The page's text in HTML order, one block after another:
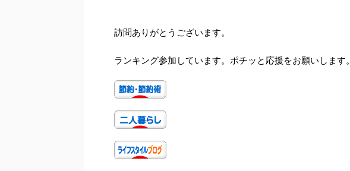
訪問ありがとうございます。
ランキング参加しています。ポチッと応援をお願いします。